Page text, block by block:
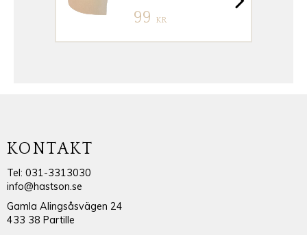
99 KR
KONTAKT
Tel: 031-3313030
info@hastson.se
Gamla Alingsåsvägen 24
433 38 Partille